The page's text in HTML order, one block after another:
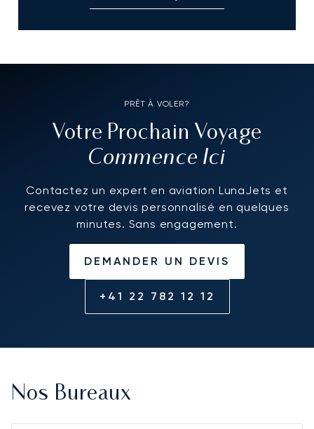
PRÊT À VOLER?
Votre Prochain Voyage
Commence Ici
Contactez un expert en aviation LunaJets et
recevez votre devis personnalisé en quelques
minutes. Sans engagement.
DEMANDER UN DEVIS
+41 22 782 12 12
Nos Bureaux